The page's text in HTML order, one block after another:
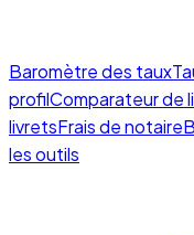
Baromètre des taux
profilComparateur de
livretsFrais de notaire
les outils